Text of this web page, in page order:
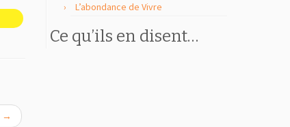
→
L’abondance de Vivre
Ce qu’ils en disent…